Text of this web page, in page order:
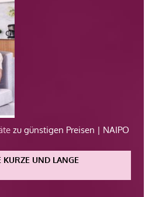
zu günstigen Preisen | NAIPO
KURZE UND LANGE